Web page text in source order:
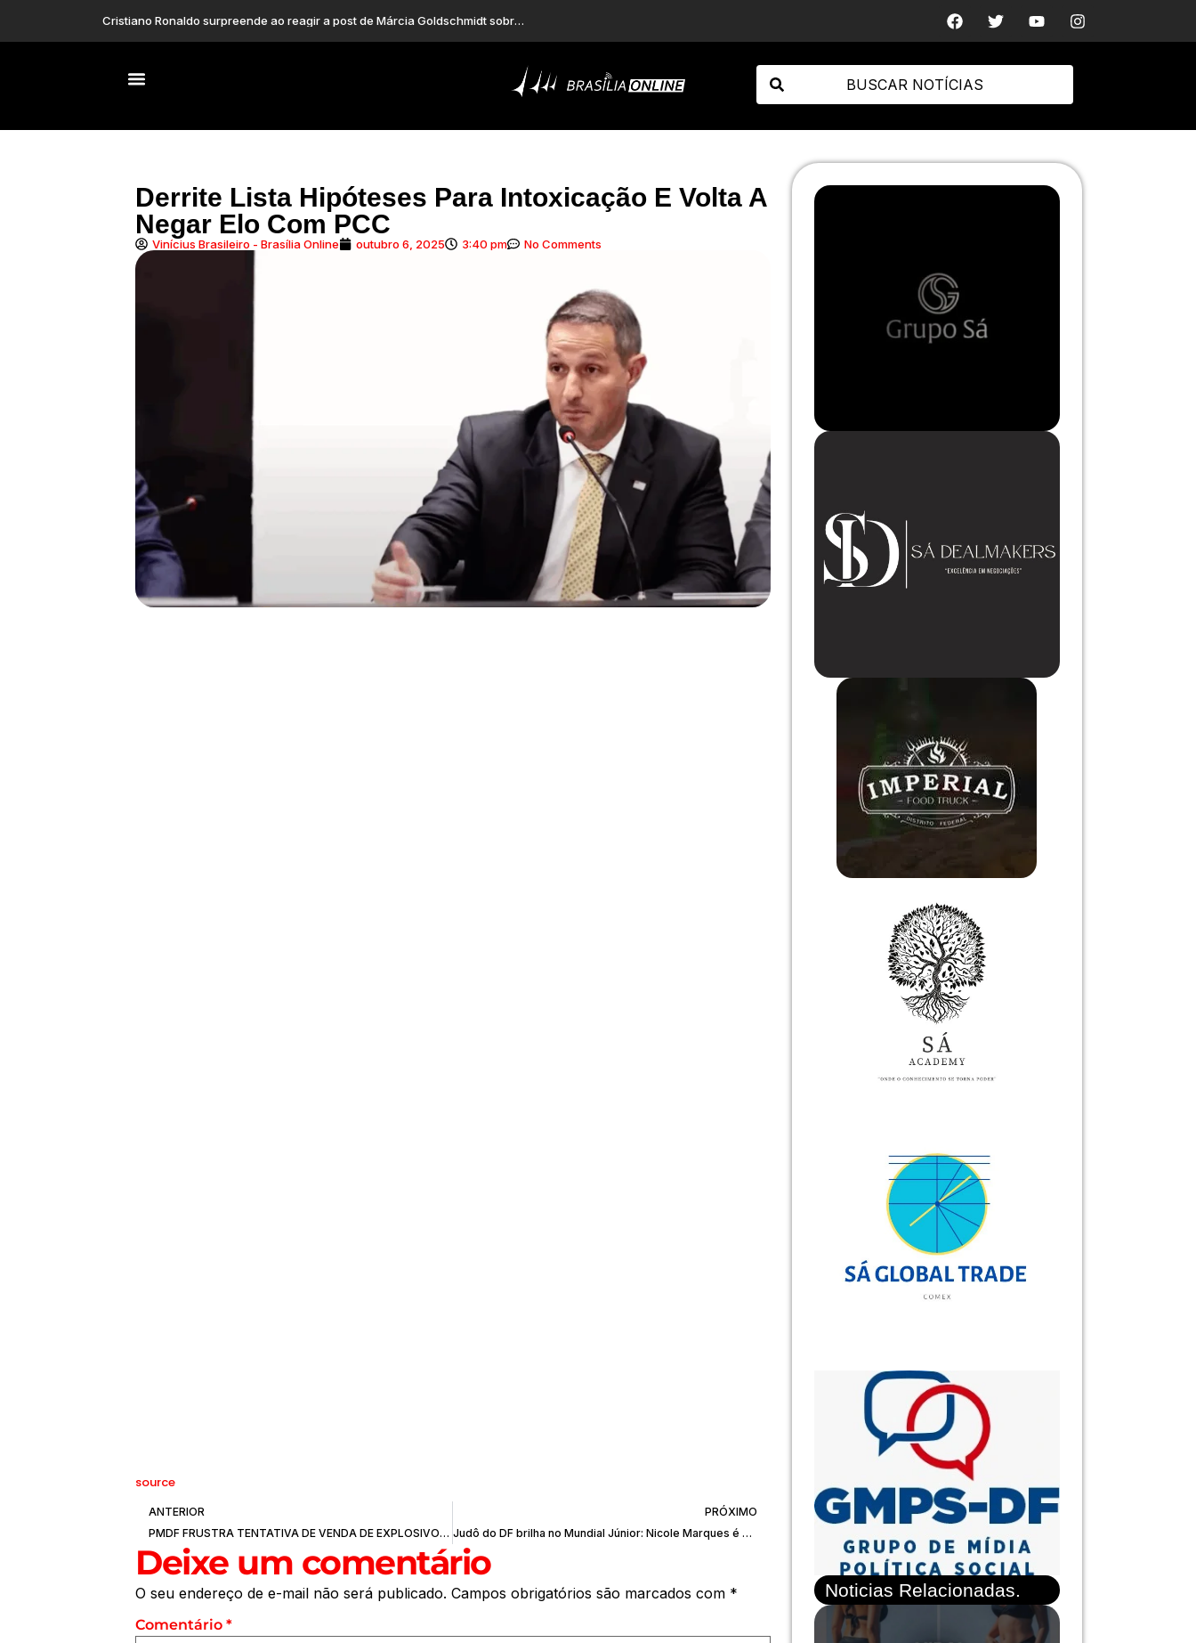
Presidente do Irã d Adeus, São Conrado: Bruna Marquezine está de mudança para refúgio paradisíaco no Rio
PMDF PRENDE HOMEM EM FLAGRANTE POR FURTO EM INTERIOR DE VEÍCULO NO SETOR HOTELEIRO NORTE
Derrite Lista Hipóteses Para Intoxicação E Volta A
Negar Elo Com PCC
Vinícius Brasileiro - Brasília Online outubro 6, 2025 3:40 pm No Comments
source
ANTERIOR
PMDF FRUSTRA TENTATIVA DE VENDA DE EXPLOSIVOS EM PLANALTINA
PRÓXIMO
Judô do DF brilha no Mundial Júnior: Nicole Marques é campeã no Peru
Deixe um comentário
O seu endereço de e-mail não será publicado. Campos obrigatórios são marcados com *
Comentário *
Noticias Relacionadas.